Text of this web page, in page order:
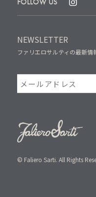
NEWSLETTER
ファリエロサルティの最新情
© Faliero Sarti. All Rights